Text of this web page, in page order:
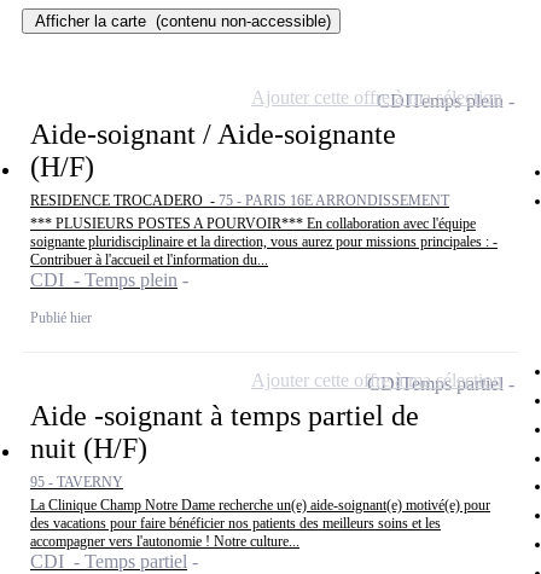
Afficher la carte (contenu non-accessible)
Aide-soignant / Aide-soignante
(H/F)
RESIDENCE TROCADERO - 75 - PARIS 16E ARRONDISSEMENT
*** PLUSIEURS POSTES A POURVOIR*** En collaboration avec l'équipe
soignante pluridisciplinaire et la direction, vous aurez pour missions principales : -
Contribuer à l'accueil et l'information du...
CDI - Temps plein
Publié hier
CDITemps plein
Ajouter cette offre à ma sélection
Aide -soignant à temps partiel de
nuit (H/F)
95 - TAVERNY
La Clinique Champ Notre Dame recherche un(e) aide-soignant(e) motivé(e) pour
des vacations pour faire bénéficier nos patients des meilleurs soins et les
accompagner vers l'autonomie ! Notre culture...
CDI - Temps partiel
CDITemps partiel
Ajouter cette offre à ma sélection